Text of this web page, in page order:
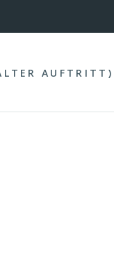
AUFTRITT)